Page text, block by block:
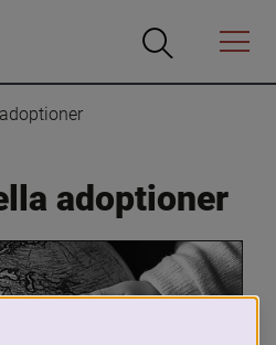
Öppna
Öppna
Menyn
adoptioner